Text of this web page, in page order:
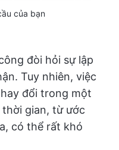
của bạn
đòi hỏi sự lập
Tuy nhiên, việc
đổi trong một
gian, từ ước
có thể rất khó